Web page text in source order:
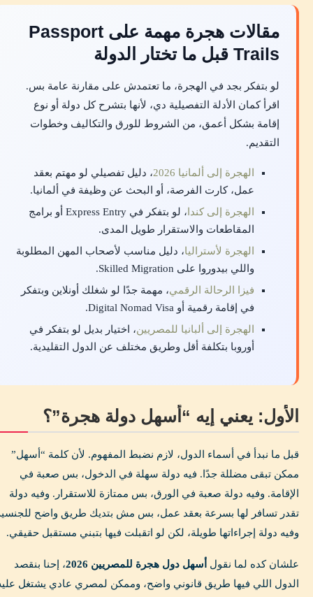
مقالات هجرة مهمة على Passport
Trails قبل ما تختار الدولة
لو بتفكر بجد في الهجرة، ما تعتمدش على مقارنة عامة بس.
اقرأ كمان الأدلة التفصيلية دي، لأنها بتشرح كل دولة أو نوع
إقامة بشكل أعمق، من الشروط للورق والتكاليف وخطوات
التقديم.
الهجرة إلى ألمانيا 2026
، دليل تفصيلي لو مهتم بعقد
عمل، كارت الفرصة، أو البحث عن وظيفة في ألمانيا.
الهجرة إلى كندا
، لو بتفكر في Express Entry أو برامج
المقاطعات والاستقرار طويل المدى.
الهجرة لأستراليا، دليل مناسب لأصحاب المهن المطلوبة
واللي بيدوروا على Skilled Migration.
فيزا الرحالة الرقمي، مهمة جدًا لو شغلك أونلاين وبتفكر
في إقامة رقمية أو Digital Nomad Visa.
الهجرة إلى ألبانيا للمصريين، اختيار بديل لو بتفكر في
أوروبا بتكلفة أقل وطريق مختلف عن الدول التقليدية.
الأول: يعني إيه “أسهل دولة هجرة”؟
قبل ما نبدأ في أسماء الدول، لازم نضبط المفهوم. لأن كلمة “أسهل”
ممكن تبقى مضللة جدًا. فيه دولة سهلة في الدخول، بس صعبة في
الإقامة. وفيه دولة صعبة في الورق، بس ممتازة للاستقرار. وفيه دولة
تقدر تسافر لها بسرعة بعقد عمل، بس مش بتديك طريق واضح
وفيه دولة إجراءاتها طويلة، لكن لو اتقبلت فيها بتبني مستقبل حقيقي.
علشان كده لما نقول أسهل دول هجرة للمصريين 2026
، إحنا بنقصد
الدول اللي فيها طريق قانوني واضح، وممكن لمصري عادي يشتغل